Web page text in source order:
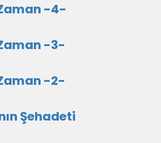
-4-
-3-
-2-
Şehadeti